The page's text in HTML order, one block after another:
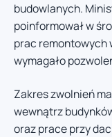
budowlanych.
poinformował w
prac remontowych
wymagało
Zakres zwolnień
wewnątrz
oraz prace przy